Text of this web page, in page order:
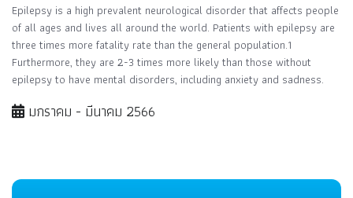
Epilepsy is a high prevalent neurological disorder that affects people
of all ages and lives all around the world. Patients with epilepsy are
three times more fatality rate than the general population.1
Furthermore, they are 2-3 times more likely than those without
epilepsy to have mental disorders, including anxiety and sadness.
มกราคม - มีนาคม 2566